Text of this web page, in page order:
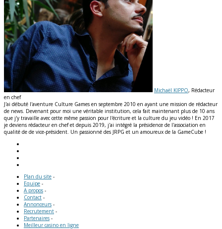
Michaël KIPPO, Rédacteur
en chef
J'ai débuté l'aventure Culture Games en septembre 2010 en ayant une mission de rédacteur
de news. Devenant pour moi une véritable institution, cela fait maintenant plus de 10 ans
que j'y travaille avec cette même passion pour l'écriture et la culture du jeu vidéo ! En 2017
je deviens rédacteur en chef et depuis 2019, j'ai intégré la présidence de l'association en
qualité de de vice-président. Un passionné des JRPG et un amoureux de la GameCube !
Plan du site -
Equipe -
A propos -
Contact -
Annonceurs -
Recrutement -
Partenaires -
Meilleur casino en ligne